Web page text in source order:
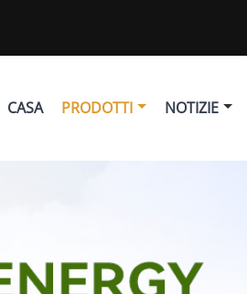
CASA PRODOTTI NOTIZIE